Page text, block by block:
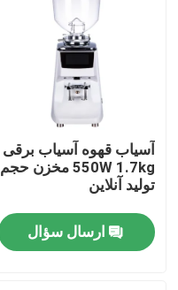
صفحه اصلی
آسیاب قهوه آسیاب برقی
550W 1.7kg مخزن حجم
تولید آنلاین
ارسال سؤال